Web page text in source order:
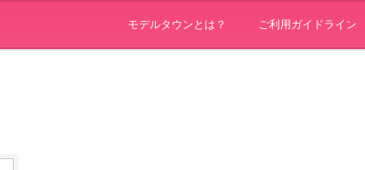
モデルタウンとは？ ご利用ガイドライン